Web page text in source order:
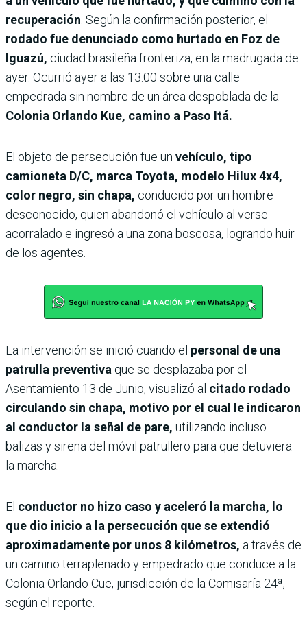
recuperación . Según la confirmación posterior, el
rodado fue denunciado como hurtado en Foz de
Iguazú, ciudad brasileña fronteriza, en la madrugada de
ayer. Ocurrió ayer a las 13.00 sobre una calle
empedrada sin nombre de un área despoblada de la
Colonia Orlando Kue, camino a Paso Itá.
El objeto de persecución fue un vehículo, tipo
camioneta D/C, marca Toyota, modelo Hilux 4x4,
color negro, sin chapa, conducido por un hombre
desconocido, quien abandonó el vehículo al verse
acorralado e ingresó a una zona boscosa, logrando huir
de los agentes.
La intervención se inició cuando el personal de una
patrulla preventiva que se desplazaba por el
Asentamiento 13 de Junio, visualizó al citado rodado
circulando sin chapa, motivo por el cual le indicaron
al conductor la señal de pare, utilizando incluso
balizas y sirena del móvil patrullero para que detuviera
la marcha.
El conductor no hizo caso y aceleró la marcha, lo
que dio inicio a la persecución que se extendió
aproximadamente por unos 8 kilómetros, a través de
un camino terraplenado y empedrado que conduce a la
Colonia Orlando Cue, jurisdicción de la Comisaría 24ª,
según el reporte.